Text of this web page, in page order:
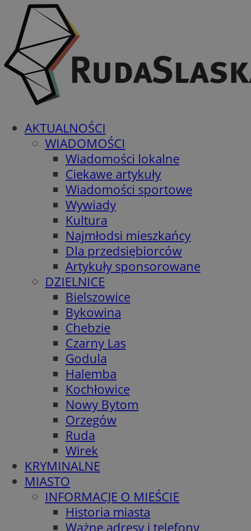
AKTUALNOŚCI
WIADOMOŚCI
Wiadomości lokalne
Ciekawe artykuły
Wiadomości sportowe
Wywiady
Kultura
Najmłodsi mieszkańcy
Dla przedsiębiorców
Artykuły sponsorowane
DZIELNICE
Bielszowice
Bykowina
Chebzie
Czarny Las
Godula
Halemba
Kochłowice
Nowy Bytom
Orzegów
Ruda
Wirek
KRYMINALNE
MIASTO
INFORMACJE O MIEŚCIE
Historia miasta
Ważne adresy i telefony